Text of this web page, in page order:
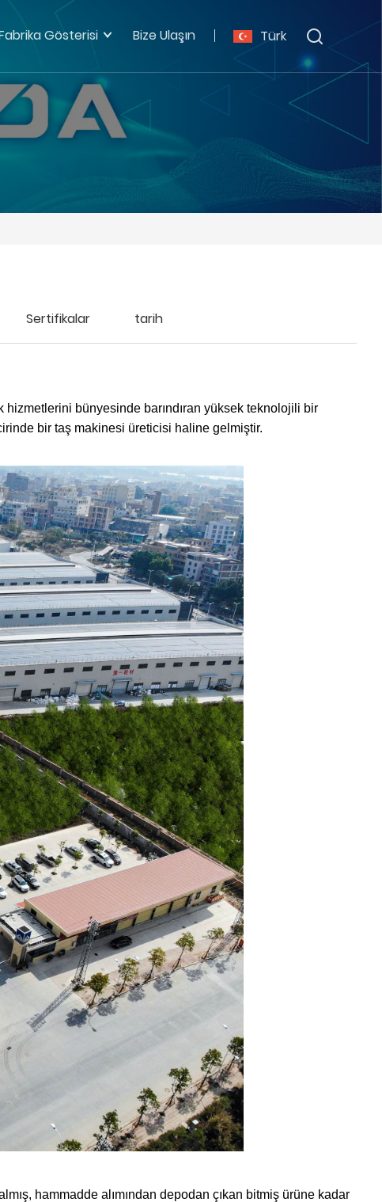
Türk
Gösterisi Bize Ulaşın
Sertifikalar tarih
hizmetlerini bünyesinde barındıran yüksek teknolojili bir
bir taş makinesi üreticisi haline gelmiştir.
hammadde alımından depodan çıkan bitmiş ürüne kadar